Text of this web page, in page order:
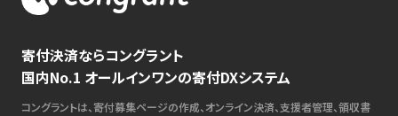
寄付決済ならコングラント
国内No.1 オールインワンの寄付DXシステム
コングラントは、寄付募集ページの作成、オンライン決済、支援者管理、領収書